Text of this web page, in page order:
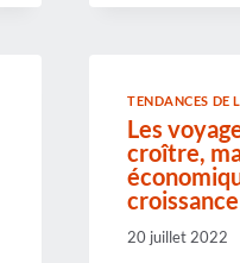
TENDANCES DE
Les
croître,
croissance
20 juillet 2022